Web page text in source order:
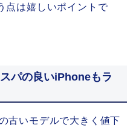
点は嬉しいポイントで
パの良いiPhoneもラ
古いモデルで大きく値下